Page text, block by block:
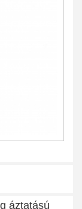
áztatású